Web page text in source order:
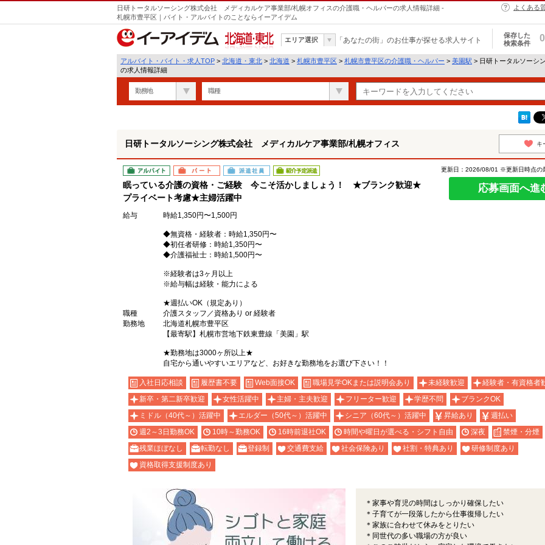
日研トータルソーシング株式会社 メディカルケア事業部/札幌オフィスの介護職・ヘルパーの求人情報詳細 -
札幌市豊平区｜バイト・アルバイトのことならイーアイデム
よくある
北海道・東北
エリア選択 「あなたの街」のお仕事が探せる求人サイト
保存した
検索条件
0
アルバイト・バイト・求人TOP > 北海道・東北 > 北海道 > 札幌市豊平区 > 札幌市豊平区の介護職・ヘルパー > 美園駅 > 日研トータルソーシ
の求人情報詳細
勤務地 職種
遣
日研トータルソーシング株式会社 メディカルケア事業部/札幌オフィス キ
アルバイト パート 派遣社員 紹介予定派遣
眠っている介護の資格・ご経験 今こそ活かしましょう！ ★ブランク歓迎★
プライベート考慮★主婦活躍中
更新日：2026/08/01 ※更新日時点の
応募画面へ進
給与 時給1,350円〜1,500円
◆無資格・経験者：時給1,350円〜
◆初任者研修：時給1,350円〜
◆介護福祉士：時給1,500円〜
※経験者は3ヶ月以上
※給与幅は経験・能力による
★週払いOK（規定あり）
職種
介護スタッフ／資格あり or 経験者
勤務地
北海道札幌市豊平区
【最寄駅】札幌市営地下鉄東豊線「美園」駅
★勤務地は3000ヶ所以上★
自宅から通いやすいエリアなど、お好きな勤務地をお選び下さい！！
入社日応相談 履歴書不要 Web面接OK 職場見学OKまたは説明会あり 未経験歓迎
経験者・有資格者
新卒・第二新卒歓迎
女性活躍中 主婦・主夫歓迎 フリーター歓迎 学歴不問
ブランクOK
ミドル（40代～）活躍中
エルダー（50代～）活躍中 シニア（60代～）活躍中 昇給あり
週払い
週2～3日勤務OK
10時～勤務OK 16時前退社OK 時間や曜日が選べる・シフト自由 深夜
禁煙・分煙
残業ほぼなし
転勤なし 登録制 交通費支給 社会保険あり 社割・特典あり
研修制度あり
資格取得支援制度あり
＊家事や育児の時間はしっかり確保したい
＊子育てが一段落したから仕事復帰したい
＊家族に合わせて休みをとりたい
＊同世代の多い職場の方が良い